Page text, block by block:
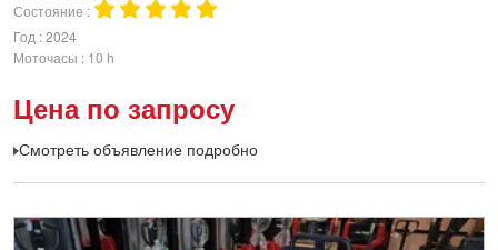
Состояние
Год 2024
Моточасы
10 h
Цена по запросу
Смотреть объявление подробно